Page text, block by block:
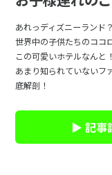
あれっディズニーランド
世界中の子供たちのココ
この可愛いホテルなんと
あまり知られていないフ
底解剖！
▶ 記事